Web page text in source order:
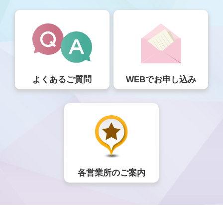
よくあるご質問 WEBでお申し込み
各営業所のご案内